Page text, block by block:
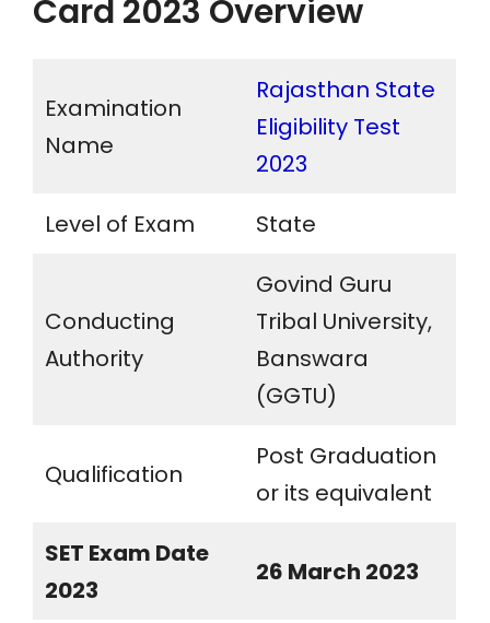
Card 2023 Overview
Examination
Name
Rajasthan State
Eligibility Test
2023
Level of Exam
State
Conducting
Authority
Govind Guru
Tribal University,
Banswara
(GGTU)
Qualification
Post Graduation
or its equivalent
SET Exam Date
2023
26 March 2023